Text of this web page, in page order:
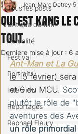
Tous les posts
Critique de film
Actualité
Festival
Portraits
Interview
Reportages
Raphael Fleury
Qui est KANG
tout.
Jean-Marc Detrey 5
Dernière mise à jour : 6
Ant-Man et La
le 15 février)
et 6 du MCU.
plutôt le rôle de
aventures des
un rôle